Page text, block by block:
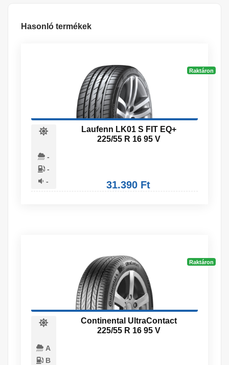
Hasonló termékek
Raktáron
-
-
-
Laufenn LK01 S FIT EQ+
225/55 R 16 95 V
31.390 Ft
Raktáron
A
B
Continental UltraContact
225/55 R 16 95 V